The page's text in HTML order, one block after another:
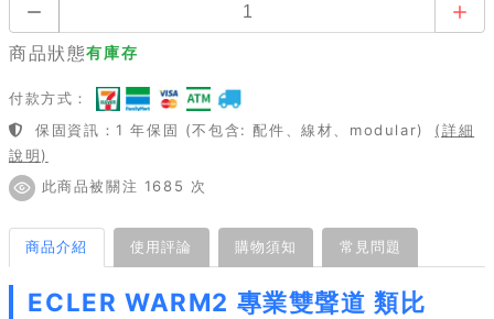
商品狀態有庫存
付款方式：
保固資訊：1 年保固 (不包含: 配件、線材、modular)
(詳細
說明)
此商品被關注 1685 次
商品介紹 使用評論 購物須知 常見問題
ECLER WARM2 專業雙聲道 類比